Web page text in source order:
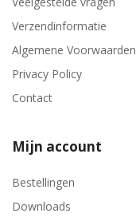
Verzendinformatie
Algemene Voorwaarden
Privacy Policy
Contact
Mijn account
Bestellingen
Downloads